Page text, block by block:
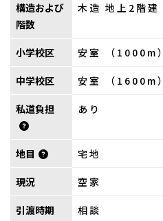
構造および
階数
木造 地上2階建
小学校区 安室 （1000m）
中学校区 安室 （1600m）
私道負担 あり
地目 宅地
現況 空家
引渡時期 相談